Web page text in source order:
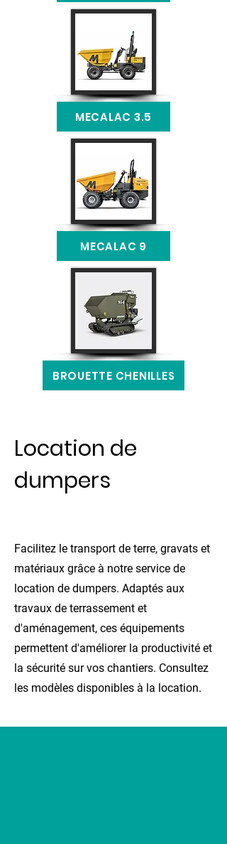
MECALAC 3.5
MECALAC 9
BROUETTE CHENILLES
Location de
dumpers
Facilitez le transport de terre, gravats et
matériaux grâce à notre service de
location de dumpers. Adaptés aux
travaux de terrassement et
d'aménagement, ces équipements
permettent d'améliorer la productivité et
la sécurité sur vos chantiers. Consultez
les modèles disponibles à la location.